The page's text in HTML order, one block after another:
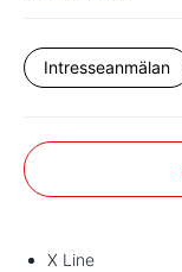
Intresseanmälan
X Line